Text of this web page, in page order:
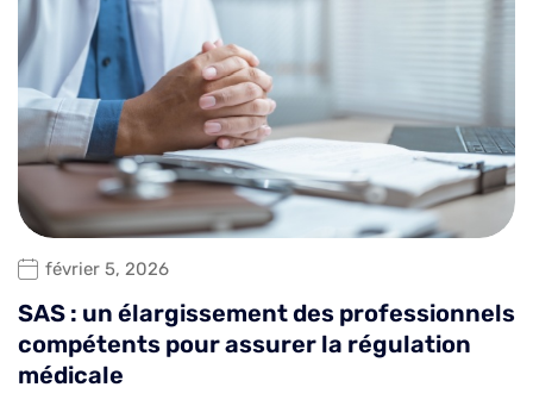
février 5, 2026
SAS : un élargissement des professionnels
compétents pour assurer la régulation
médicale